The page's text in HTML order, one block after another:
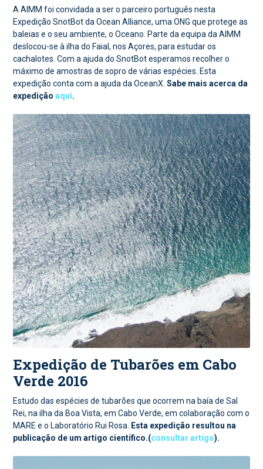
A AIMM foi convidada a ser o parceiro português nesta
Expedição SnotBot da Ocean Alliance, uma ONG que protege as
baleias e o seu ambiente, o Oceano. Parte da equipa da AIMM
deslocou-se à ilha do Faial, nos Açores, para estudar os
cachalotes. Com a ajuda do SnotBot esperamos recolher o
máximo de amostras de sopro de várias espécies. Esta
expedição conta com a ajuda da OceanX.Sabe mais acerca da
expediçãoaqui.
Expedição de Tubarões em Cabo
Verde 2016
Estudo das espécies de tubarões que ocorrem na baía de Sal
Rei, na ilha da Boa Vista, em Cabo Verde, em colaboração com o
MARE e o Laboratório Rui Rosa. Esta expedição resultou na
publicação de um artigo científico.(consultar artigo).